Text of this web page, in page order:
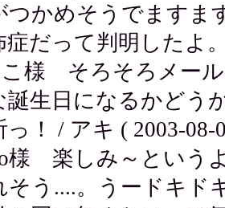
つかめそうでますま
症だって判明したよ
様 そろそろメール
誕生日になるかどう
っ！ / アキ ( 2003-08-
様 楽しみ～という
そう....。うードキド